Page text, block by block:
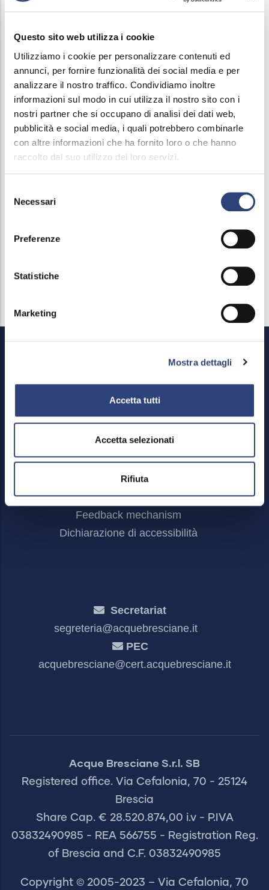
Questo sito web utilizza i cookie
Utilizziamo i cookie per personalizzare contenuti ed
annunci, per fornire funzionalità dei social media e per
analizzare il nostro traffico. Condividiamo inoltre
informazioni sul modo in cui utilizza il nostro sito con i
nostri partner che si occupano di analisi dei dati web,
pubblicità e social media, i quali potrebbero combinarle
con altre informazioni che ha fornito loro o che hanno
raccolto dal suo utilizzo dei loro servizi.
delNecessari
Preferenze
Statistiche
Marketing
Mostra dettagli
Accetta tutti
Accetta selezionati
Rifiuta
"I lunedì dell'acqua". In scena a Salò, ore 20.30
presso la Sala dei Provveditori del Municipio, dopo
le tappe del 20 novembre 2017 a Sirmione, del 18
dicembre 2017 a Palazzolo sull'Oglio, del 22
gennaio 2018 a Pisogne e 26 febbraio 2018 a
Villachiara, Acque Bresciane S.r.l. si presenta ai
nuovi utenti dell'area est della Provincia di Brescia.
Menu
Reserved area
Credits
Site Map
Privacy policy and Cookies
Feedback mechanism
Dichiarazione di accessibilità
Secretariat
segreteria@acquebresciane.it
PEC
acquebresciane@cert.acquebresciane.it
Acque Bresciane S.r.l. SB
Registered office. Via Cefalonia, 70 - 25124
Brescia
Share Cap. € 28.520.874,00 i.v - P.IVA
03832490985 - REA 566755 - Registration Reg.
of Brescia and C.F. 03832490985
Copyright © 2005-2023 – Via Cefalonia, 70